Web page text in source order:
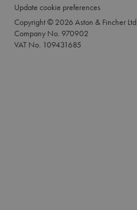
Update cookie preferences
Copyright © 2026 Aston & Fincher Ltd
Company No. 970902
VAT No. 109431685